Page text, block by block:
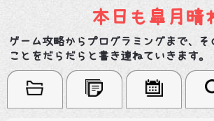
本日も皐月晴
ゲーム攻略からプログラミングまで、そ
ことをだらだらと書き連ねていきます。